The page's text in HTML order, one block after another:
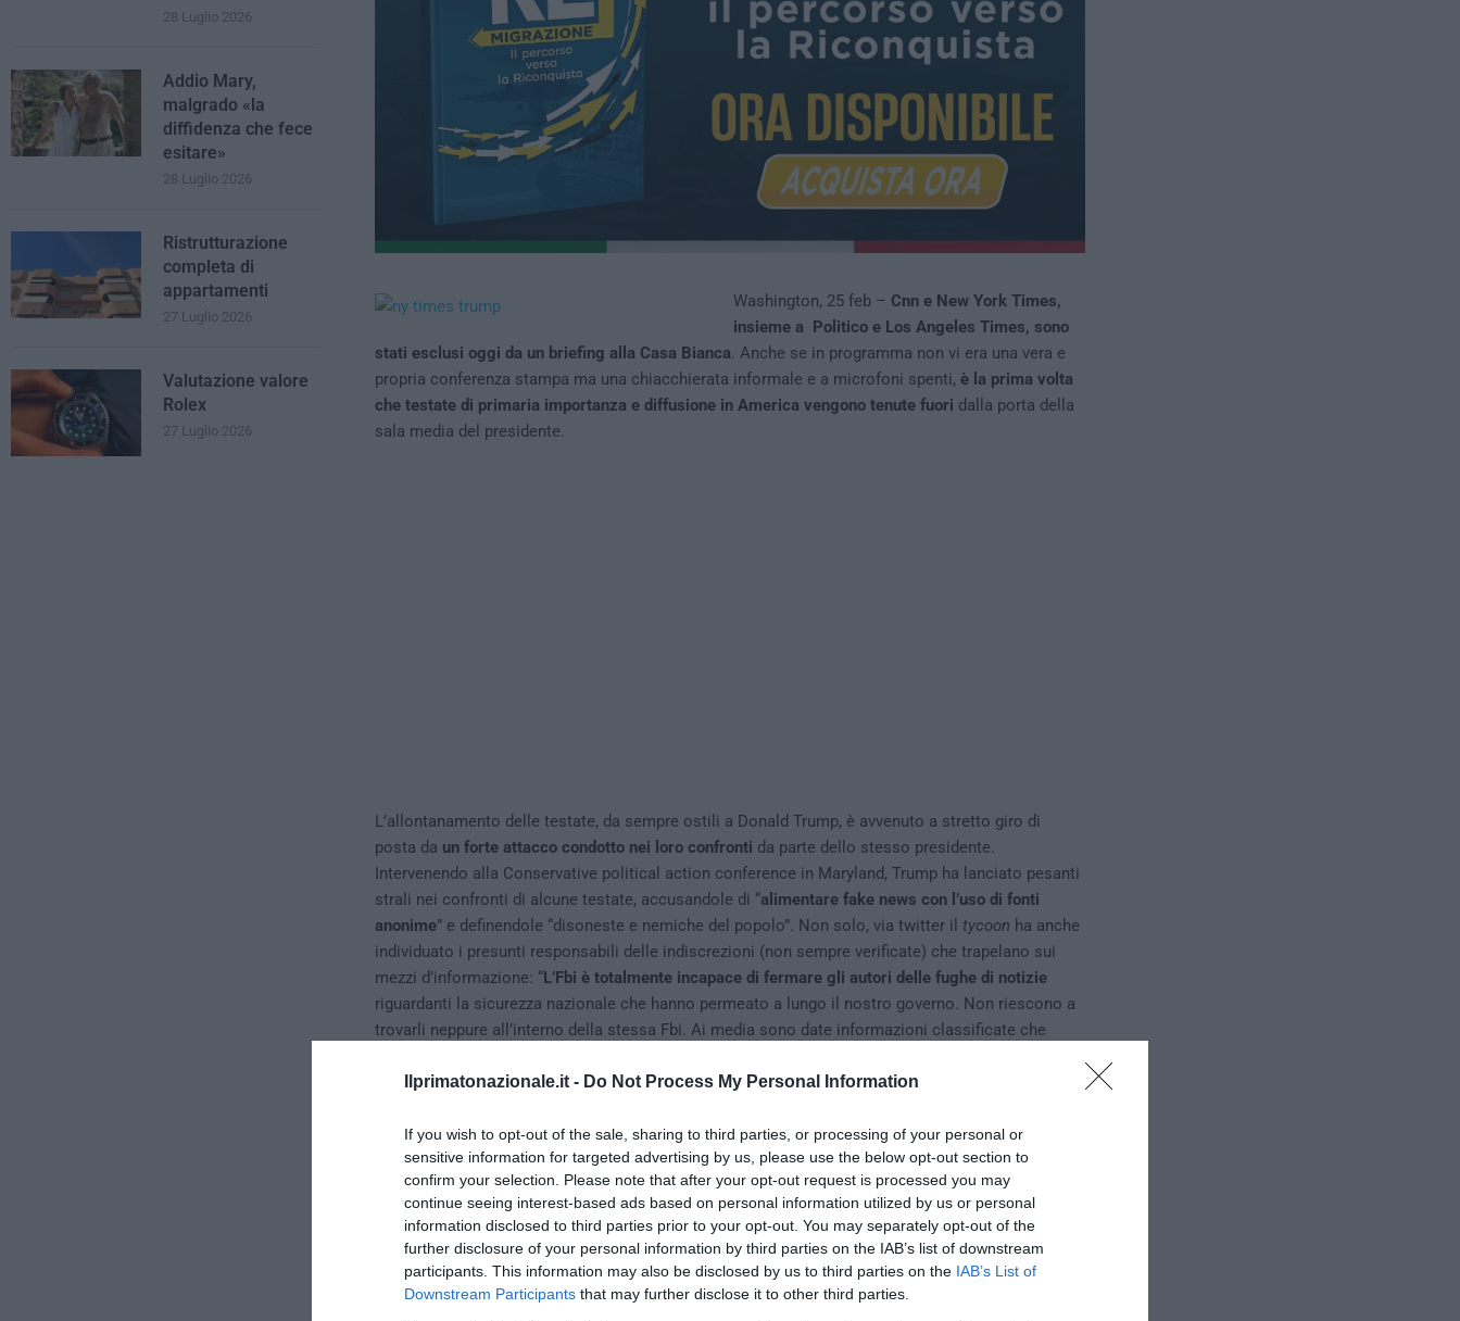
Ilprimatonazionale.it - Do Not Process My Personal Information
If you wish to opt-out of the sale, sharing to third parties, or processing of your personal or
sensitive information for targeted advertising by us, please use the below opt-out section to
confirm your selection. Please note that after your opt-out request is processed you may
continue seeing interest-based ads based on personal information utilized by us or personal
information disclosed to third parties prior to your opt-out. You may separately opt-out of the
further disclosure of your personal information by third parties on the IAB’s list of downstream
participants. This information may also be disclosed by us to third parties on the IAB’s List of
Downstream Participants that may further disclose it to other third parties.
Washington, 25 feb – Cnn e New York Times,
insieme a Politico e Los Angeles Times, sono
stati esclusi oggi da un briefing alla Casa Bianca. Anche se in programma non vi era una vera e
propria conferenza stampa ma una chiacchierata informale e a microfoni spenti, è la prima volta
che testate di primaria importanza e diffusione in America vengono tenute fuori dalla porta della
sala media del presidente.
L’allontanamento delle testate, da sempre ostili a Donald Trump, è avvenuto a stretto giro di
posta da un forte attacco condotto nei loro confronti da parte dello stesso presidente.
Intervenendo alla Conservative political action conference in Maryland, Trump ha lanciato pesanti
strali nei confronti di alcune testate, accusandole di “alimentare fake news con l’uso di fonti
anonime” e definendole “disoneste e nemiche del popolo”. Non solo, via twitter il tycoon ha anche
individuato i presunti responsabili delle indiscrezioni (non sempre verificate) che trapelano sui
mezzi d’informazione: “L’Fbi è totalmente incapace di fermare gli autori delle fughe di notizie
riguardanti la sicurezza nazionale che hanno permeato a lungo il nostro governo. Non riescono a
trovarli neppure all’interno della stessa Fbi. Ai media sono date informazioni classificate che
28 Luglio 2026
Addio Mary,
malgrado «la
diffidenza che fece
esitare»
28 Luglio 2026
Ristrutturazione
completa di
appartamenti
27 Luglio 2026
Valutazione valore
Rolex
27 Luglio 2026